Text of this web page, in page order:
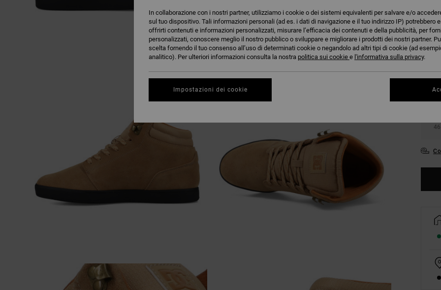
38
42
46
In collaborazione con i nostri partner, utilizziamo i cookie o dei sistemi equivalenti per salvare e/o
sul tuo dispositivo. Tali informazioni personali (ad es. i dati di navigazione e il tuo indirizzo IP) potrebbero
offrirti contenuti e informazioni personalizzati, misurare l’efficacia dei contenuti e della pubblicità, per
personalizzati, conoscere meglio il nostro pubblico o sviluppare e migliorare i prodotti dei nostri partner.
scelta fornendo il tuo consenso all’uso di determinati cookie o negandolo ad altri tipi di cookie (ad
analitico). Per ulteriori informazioni consulta la nostra politica sui cookie e l'informativa sulla privacy.
Impostazioni dei cookie